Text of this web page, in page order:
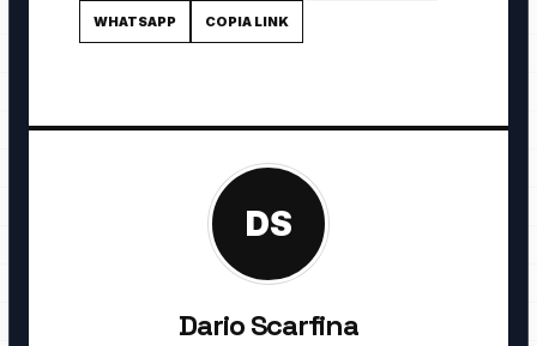
WHATSAPP COPIA LINK
DS
Dario Scarfina